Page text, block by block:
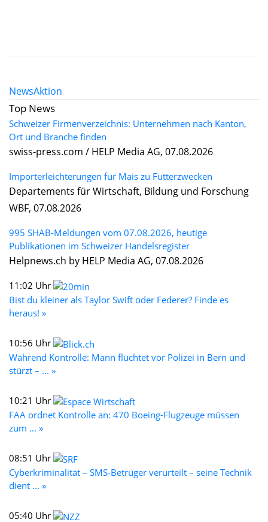
NewsAktion
Top News
Schweizer Firmenverzeichnis: Unternehmen nach Kanton,
Ort und Branche finden
swiss-press.com / HELP Media AG, 07.08.2026
Importerleichterungen für Mais zu Futterzwecken
Departements für Wirtschaft, Bildung und Forschung
WBF, 07.08.2026
995 SHAB-Meldungen vom 07.08.2026, heutige
Publikationen im Schweizer Handelsregister
Helpnews.ch by HELP Media AG, 07.08.2026
11:02 Uhr
Bist du kleiner als Taylor Swift oder Federer? Finde es
heraus! »
10:56 Uhr
Während Kontrolle: Mann flüchtet vor Polizei in Bern und
stürzt – ... »
10:21 Uhr
FAA ordnet Kontrolle an: 470 Boeing-Flugzeuge müssen
zum ... »
08:51 Uhr
Cyberkriminalität – SMS-Betrüger verurteilt – seine Technik
dient ... »
05:40 Uhr